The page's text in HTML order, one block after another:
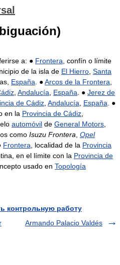
a: ● Frontera , confín o límite
de la isla de El Hierro Santa
España . ●Arcos de la Frontera
Andalucía España . ● Jerez de
de Cádiz Andalucía España . ●
en la Provincia de Cádiz
automóvil de General Motors
como Isuzu Frontera Opel
Frontera , localidad de la Provincia
en el límite con la Provincia de
usado en Topología
контрольную работу
Armando Palacio Valdés